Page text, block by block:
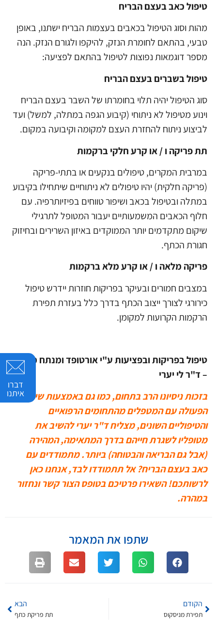
טיפול כאב בעצם הבריח
מהות וסוג הטיפול בכאבים בעצמות הבריח ישתנו, באופן
טבעי, בהתאם לחומרת הנזק, להיקפו ולגורם הנזק. הנה
מספר דוגמאות נפוצות לטיפול בהתאם לפציעה:
טיפול בשברים בעצם הבריח
סוג הטיפול יהיה תלוי בחומרתו של השבר בעצם הבריח
וינוע מטיפול לא ניתוחי (קיבוע הגפה במתלה, למשל) ועד
לביצוע ניתוח להחזרת העצם למקומה וקיבועה במקום.
תת פריקה ו / או קרע חלקי ברקמות
במרבית המקרים, טיפולים בנקעים או בתתי-פריקה
(פריקה חלקית) יהיו טיפולים לא ניתוחיים שיתחילו בקיבוע
במתלה ובטיפול בכאב ושיפור טווחים בפיזיותרפיה. עם
חלוף הכאבים המשמעותיים יעבור המטופל לתרגילי
שיקום מתקדמים יותר הממוקדים באיזון השרירים ובחיזוק
חגורת הכתף.
פריקה מלאה ו / או קרע מלא ברקמות
במצבים חמורים ובעיקר בפריקות חוזרות יידרש טיפול
כירורגי לצורך ייצוב הכתף בדרך כלל בעזרת תפירת
הרקמות הקרועות למקומן.
טיפול בפריקות ובפציעות ע"י אורטופד ומנתח מומחה
– ד"ר לי יערי
בזכות ניסיונו הרב בתחום, כמו גם באמצעות שיתופי
הפעולה עם המטפלים מהתחומים הרפואיים
והטיפוליים השונים, מצליח ד"ר יערי להשיב את
מטופליו לשגרת חייהם בדרך המתאימה, המהירה
(אבל גם הבריאה והבטוחה) ביותר. מתמודדים עם
כאב בעצם הבריח? אל תתמודדו לבד, אנחנו כאן
לרשותכם! השאירו פרטיכם בטופס הצור קשר ונחזור
במהרה.
שתפו את המאמר
הקודם
תפירת מניסקוס
הבא
תת פריקת כתף
דברו
איתנו